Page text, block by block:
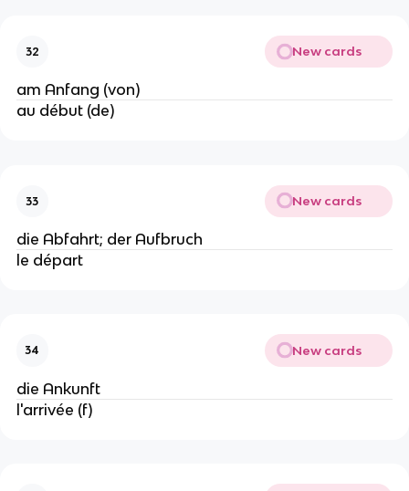
32 New cards
am Anfang (von)
au début (de)
33 New cards
die Abfahrt; der Aufbruch
le départ
34 New cards
die Ankunft
l'arrivée (f)